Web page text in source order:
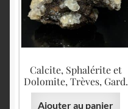
Calcite, Sphalérite et
Dolomite, Trèves, Gard.
Ajouter au panier